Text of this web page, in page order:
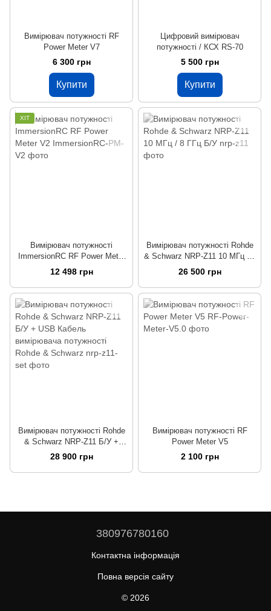
Вимірювач потужності RF
Power Meter V7
6 300 грн
Купити
Цифровий вимірювач
потужності / КСХ RS-70
5 500 грн
Купити
ХІТ
Вимірювач потужності
ImmersionRC RF Power Meter
V2
12 498 грн
Вимірювач потужності Rohde
& Schwarz NRP-Z11 10 МГц / 8
ГГц Б/У
26 500 грн
Вимірювач потужності Rohde
& Schwarz NRP-Z11 Б/У +
USB Кабель вимірювача
потужності Rohde & Schwarz
28 900 грн
Вимірювач потужності RF
Power Meter V5
2 100 грн
380976780160
Контактна інформація
Повна версія сайту
© 2026